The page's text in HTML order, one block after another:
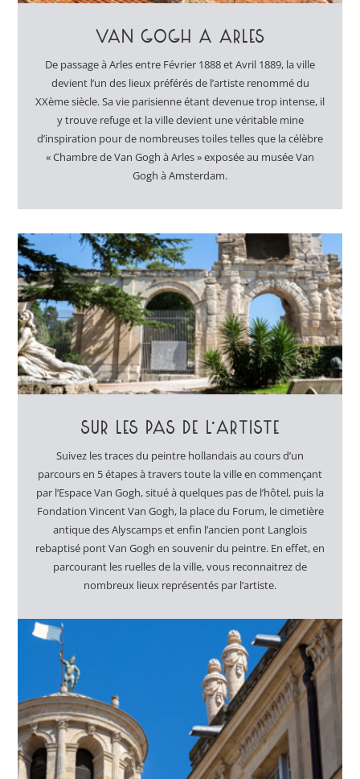
VAN GOGH À ARLES
De passage à Arles entre Février 1888 et Avril 1889, la ville
devient l’un des lieux préférés de l’artiste renommé du
XXème siècle. Sa vie parisienne étant devenue trop intense, il
y trouve refuge et la ville devient une véritable mine
d’inspiration pour de nombreuses toiles telles que la célèbre
« Chambre de Van Gogh à Arles » exposée au musée Van
Gogh à Amsterdam.
SUR LES PAS DE L’ARTISTE
Suivez les traces du peintre hollandais au cours d’un
parcours en 5 étapes à travers toute la ville en commençant
par l’Espace Van Gogh, situé à quelques pas de l’hôtel, puis la
Fondation Vincent Van Gogh, la place du Forum, le cimetière
antique des Alyscamps et enfin l’ancien pont Langlois
rebaptisé pont Van Gogh en souvenir du peintre. En effet, en
parcourant les ruelles de la ville, vous reconnaitrez de
nombreux lieux représentés par l’artiste.